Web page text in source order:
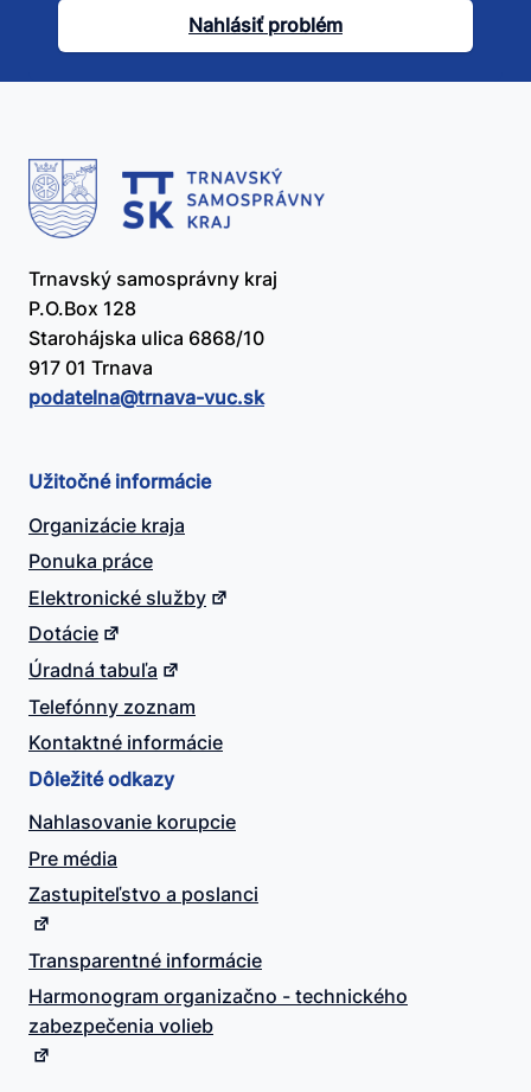
článok
užitočný?
Nahlásiť problém
Trnavský samosprávny kraj
P.O.Box 128
Starohájska ulica 6868/10
917 01 Trnava
podatelna@​trnava-vuc.sk
Užitočné informácie
Organizácie kraja
Ponuka práce
Elektronické služby
Dotácie
Úradná tabuľa
Telefónny zoznam
Kontaktné informácie
Dôležité odkazy
Nahlasovanie korupcie
Pre média
Zastupiteľstvo a poslanci
Transparentné informácie
Harmonogram organizačno - technického
zabezpečenia volieb